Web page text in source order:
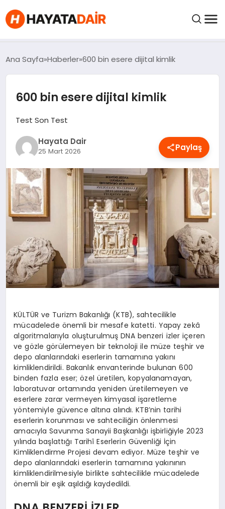
FIYATLAR
İNCELEMELER
KRIPTO PARALAR
KIMDIR?
NEDIR?
OYUN
RÜYA TABIRLERI
TEKNOLOJI
Ana Sayfa Haberler 600 bin esere dijital kimlik
600 bin esere dijital kimlik
Test Son Test
Hayata Dair
25 Mart 2026 Paylaş
KÜLTÜR ve Turizm Bakanlığı (KTB), sahtecilikle
mücadelede önemli bir mesafe katetti. Yapay zekâ
algoritmalarıyla oluşturulmuş DNA benzeri izler içeren
ve gözle görülemeyen bir teknoloji ile müze teşhir ve
depo alanlarındaki eserlerin tamamına yakını
kimliklendirildi. Bakanlık envanterinde bulunan 600
binden fazla eser; özel üretilen, kopyalanamayan,
laboratuvar ortamında yeniden üretilemeyen ve
eserlere zarar vermeyen kimyasal işaretleme
yöntemiyle güvence altına alındı. KTB’nin tarihi
eserlerin korunması ve sahteciliğin önlenmesi
amacıyla Savunma Sanayii Başkanlığı işbirliğiyle 2023
yılında başlattığı Tarihî Eserlerin Güvenliği İçin
Kimliklendirme Projesi devam ediyor. Müze teşhir ve
depo alanlarındaki eserlerin tamamına yakınının
kimliklendirilmesiyle birlikte sahtecilikle mücadelede
önemli bir eşik aşıldığı kaydedildi.